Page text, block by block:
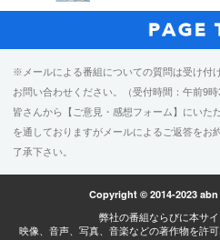
※メールによる番組についての質問は受け付
お問い合わせください。（受付時間：午前9
皆さんから【ご意見・感想フォーム】にいた
を通しておりますがメールによるご返答をお
了承下さい。
Copyright © 2014-2023
弊社の番組ならびに本サ
映像、音声、写真、音楽などの著作物を許